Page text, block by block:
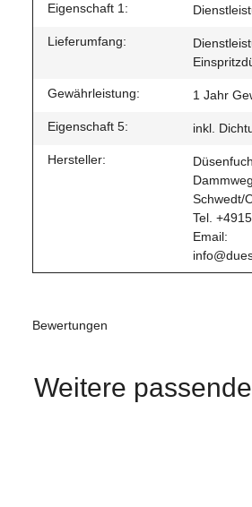
Eigenschaft 1:
Lieferumfang:
Gewährleistung: 1 Jahr
Eigenschaft 5: inkl.
Hersteller:
Schwedt/
Tel.
Email:
Bewertungen
Weitere